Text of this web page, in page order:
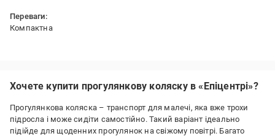
Переваги:
Компактна
Хочете купити прогулянкову коляску в «Епіцентрі»?
Прогулянкова коляска – транспорт для малечі, яка вже трохи
підросла і може сидіти самостійно. Такий варіант ідеально
підійде для щоденних прогулянок на свіжому повітрі. Багато